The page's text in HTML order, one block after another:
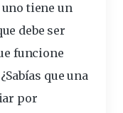
uno tiene un
debe ser
funcione
que una
por